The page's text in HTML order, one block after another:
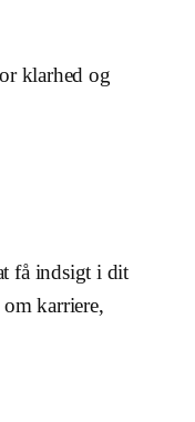
klarhed og
få indsigt i dit
karriere,